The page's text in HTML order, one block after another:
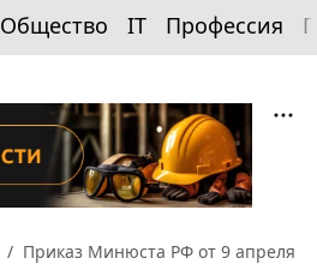
Общество IT Профессия
Приказ Минюста РФ от 9 апреля